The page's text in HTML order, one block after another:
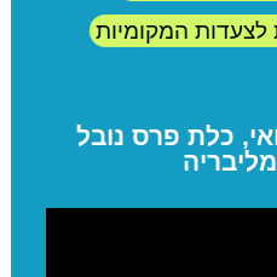
המקומיות
כלת פרס נובל